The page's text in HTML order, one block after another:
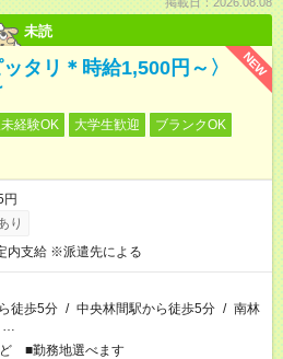
未読
NEW
タリ＊時給1,500円～〉
経験OK 大学生歓迎
ブランクOK
り
内支給 ※派遣先による
徒歩5分 / 中央林間駅から徒歩5分 / 南林
…
■勤務地選べます